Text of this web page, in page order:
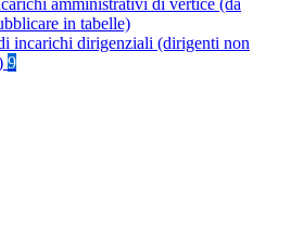
amministrativi di vertice (da
in tabelle)
incarichi dirigenziali (dirigenti non
9